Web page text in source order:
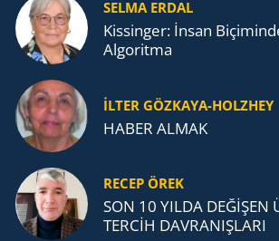
SELMA ERDAL
Kissinger: İnsan
Algoritma
İLTER GÖZKAYA-HOLZHEY
HABER ALMAK
RECEP ÖREK
SON 10 YILDA DEĞİŞEN
TERCİH DAVRANIŞLARI